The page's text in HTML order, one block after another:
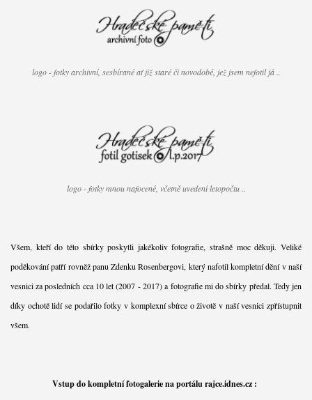
logo - fotky archivní, sesbírané ať již staré či novodobé, jež jsem nefotil já ..
logo - fotky mnou nafocené, včetně uvedení letopočtu ..
Všem, kteří do této sbírky poskytli jakékoliv fotografie, strašně moc děkuji. Veliké
poděkování patří rovněž panu Zdenku Rosenbergovi, který nafotil kompletní dění v naší
vesnici za posledních cca 10 let (2007 - 2017) a fotografie mi do sbírky předal. Tedy jen
díky ochotě lidí se podařilo fotky v komplexní sbírce o životě v naší vesnici zpřístupnit
všem.
Vstup do kompletní fotogalerie na portálu rajce.idnes.cz :